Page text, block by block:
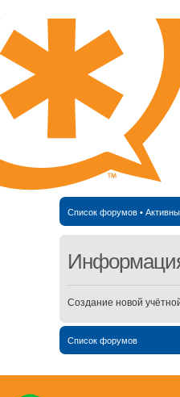
Список форумов•
Создание новой
Список форумов